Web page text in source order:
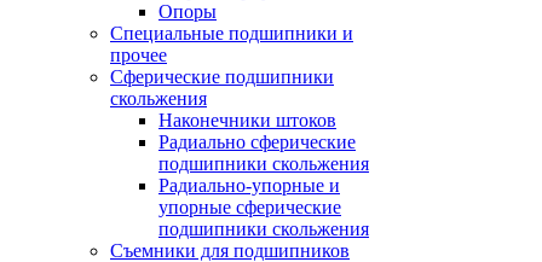
Опоры
Специальные подшипники и
прочее
Сферические подшипники
скольжения
Наконечники штоков
Радиально сферические
подшипники скольжения
Радиально-упорные и
упорные сферические
подшипники скольжения
Съемники для подшипников